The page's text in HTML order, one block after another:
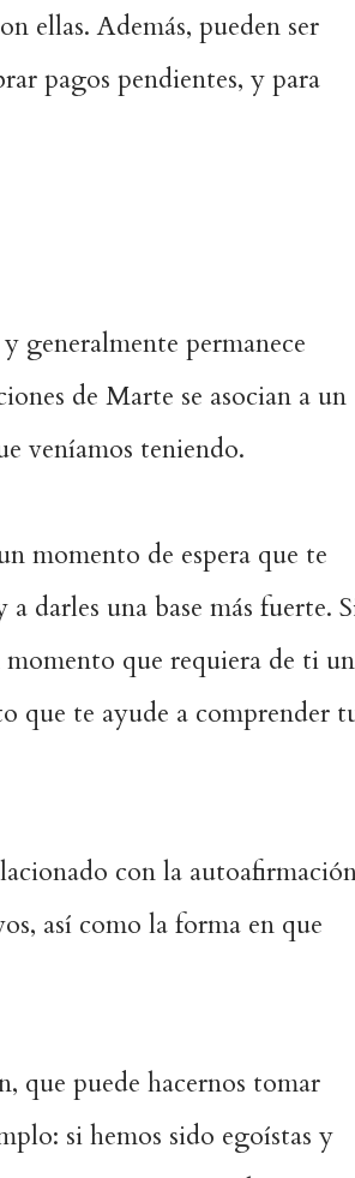
ellas. Además, pueden ser
pagos pendientes, y para
generalmente permanece
de Marte se asocian a un
veníamos teniendo.
momento de espera que te
darles una base más fuerte.
que requiera de ti
que te ayude a comprender
con la
así como la forma en que
que puede hacernos tomar
si hemos sido egoístas y